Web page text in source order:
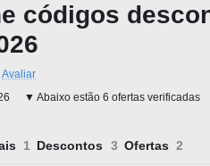
códigos
Avaliar
▼ Abaixo estão 6 ofertas verificadas
Descontos Ofertas